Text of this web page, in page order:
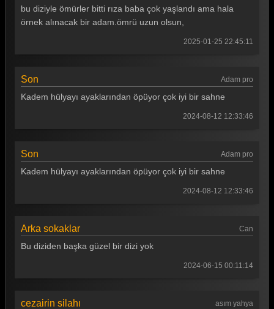
Arka Sokaklar 425. Bölüm
Arka Sokaklar 424. Bölüm
Arka Sokaklar 421. Bölüm
Arka Sokaklar 418. Bölüm
Arka Sokaklar 415. Bölüm
Arka Sokaklar 414. Bölüm
bu diziyle ömürler bitti rıza baba çok yaşlandı ama hala
örnek alınacak bir adam.ömrü uzun olsun,
2025-01-25 22:45:11
Son Adam pro
Kadem hülyayı ayaklarından öpüyor çok iyi bir sahne
2024-08-12 12:33:46
Son Adam pro
Kadem hülyayı ayaklarından öpüyor çok iyi bir sahne
2024-08-12 12:33:46
Arka sokaklar Can
Bu diziden başka güzel bir dizi yok
2024-06-15 00:11:14
cezairin silahı asım yahya